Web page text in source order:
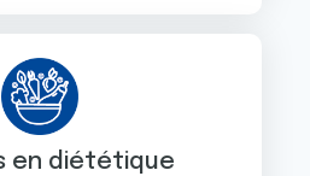
en diététique